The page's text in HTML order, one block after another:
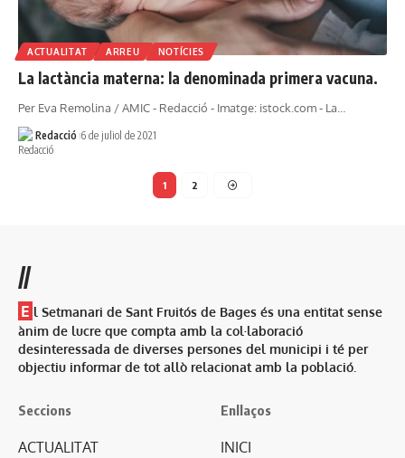
ACTUALITAT ARREU NOTÍCIES
La lactància materna: la denominada primera vacuna.
Per Eva Remolina / AMIC - Redacció - Imatge: istock.com - La…
Redacció 6 de juliol de 2021
1 2
//
E l Setmanari de Sant Fruitós de Bages és una entitat sense
ànim de lucre que compta amb la col·laboració
desinteressada de diverses persones del municipi i té per
objectiu informar de tot allò relacionat amb la població.
Seccions
ACTUALITAT
Enllaços
INICI